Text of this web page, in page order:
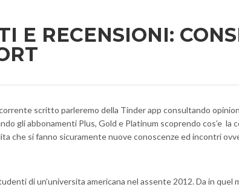
E RECENSIONI:
scritto parleremo della Tinder app consultando
gli abbonamenti Plus, Gold e Platinum scoprendo cos’e la
che si fanno sicuramente nuove conoscenze ed incontri
di un’universita americana nel assente 2012. Da in